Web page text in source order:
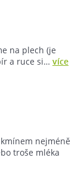
na plech (je
a ruce si… více
nejméně
troše mléka